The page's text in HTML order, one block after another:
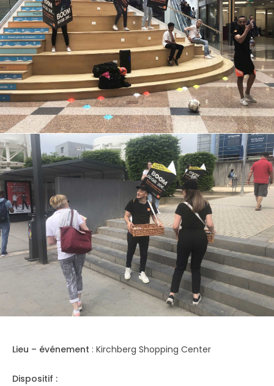
Lieu – événement : Kirchberg Shopping Center
Dispositif :